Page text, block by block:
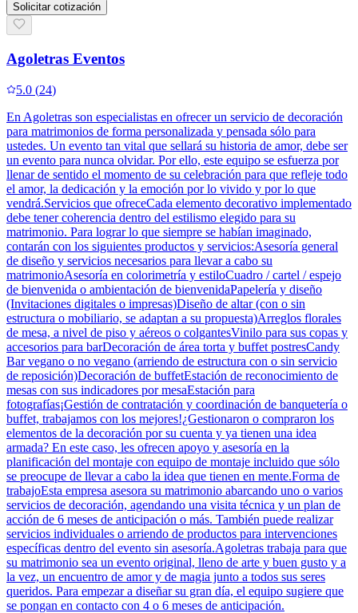
Solicitar cotización
Agoletras Eventos
5.0 (24)
En Agoletras son especialistas en ofrecer un servicio de decoración
para matrimonios de forma personalizada y pensada sólo para
ustedes. Un evento tan vital que sellará su historia de amor, debe ser
un evento para nunca olvidar. Por ello, este equipo se esfuerza por
llenar de sentido el momento de su celebración para que refleje todo
el amor, la dedicación y la emoción por lo vivido y por lo que
vendrá.Servicios que ofreceCada elemento decorativo implementado
debe tener coherencia dentro del estilismo elegido para su
matrimonio. Para lograr lo que siempre se habían imaginado,
contarán con los siguientes productos y servicios:Asesoría general
de diseño y servicios necesarios para llevar a cabo su
matrimonioAsesoría en colorimetría y estiloCuadro / cartel / espejo
de bienvenida o ambientación de bienvenidaPapelería y diseño
(Invitaciones digitales o impresas)Diseño de altar (con o sin
estructura o mobiliario, se adaptan a su propuesta)Arreglos florales
de mesa, a nivel de piso y aéreos o colgantesVinilo para sus copas y
accesorios para barDecoración de área torta y buffet postresCandy
Bar vegano o no vegano (arriendo de estructura con o sin servicio
de reposición)Decoración de buffetEstación de reconocimiento de
mesas con sus indicadores por mesaEstación para
fotografías¡Gestión de contratación y coordinación de banquetería o
buffet, trabajamos con los mejores!¿Gestionaron o compraron los
elementos de la decoración por su cuenta y ya tienen una idea
armada? En este caso, les ofrecen apoyo y asesoría en la
planificación del montaje con equipo de montaje incluido que sólo
se preocupe de llevar a cabo la idea que tienen en mente.Forma de
trabajoEsta empresa asesora su matrimonio abarcando uno o varios
servicios de decoración, agendando una visita técnica y un plan de
acción de 6 meses de anticipación o más. También puede realizar
servicios individuales o arriendo de productos para intervenciones
específicas dentro del evento sin asesoría.Agoletras trabaja para que
su matrimonio sea un evento original, lleno de arte y buen gusto y a
la vez, un encuentro de amor y de magia junto a todos sus seres
queridos. Para empezar a diseñar su gran día, el equipo sugiere que
se pongan en contacto con 4 o 6 meses de anticipación.